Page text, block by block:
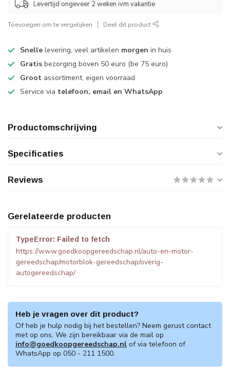
Levertijd ongeveer 2 weken ivm vakantie
Toevoegen om te vergelijken Deel dit product
Snelle levering, veel artikelen morgen in huis
Gratis bezorging boven 50 euro (be 75 euro)
Groot assortiment, eigen voorraad
Service via telefoon, email en WhatsApp
Productomschrijving
Specificaties
Reviews
Gerelateerde producten
TypeError: Failed to fetch
https://www.goedkoopgereedschap.nl/auto-en-motor-
gereedschap/motorblok-gereedschap/overig-
autogereedschap/
Heb je vragen over dit product?
Of heb je hulp nodig bij het bestellen? Neem gerust contact
met op ons. We zijn bereikbaar via de mail op
info@goedkoopgereedschap.nl of via telefoon of
WhatsApp op 050 - 211 1500.